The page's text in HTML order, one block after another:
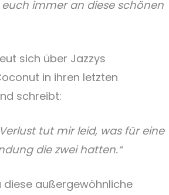
immer an diese schönen
sich über Jazzys
in ihren letzten
schreibt:
tut mir leid, was für eine
die zwei hatten.“
außergewöhnliche